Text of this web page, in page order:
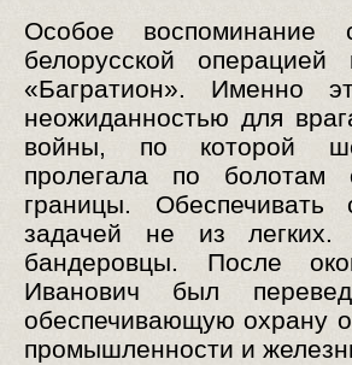
Особое
белорусской
«Багратион». Именно
неожиданностью для
войны, по которой
пролегала по болотам
границы.
задачей не из
бандеровцы. После
Иванович был
обеспечивающую охрану
промышленности и